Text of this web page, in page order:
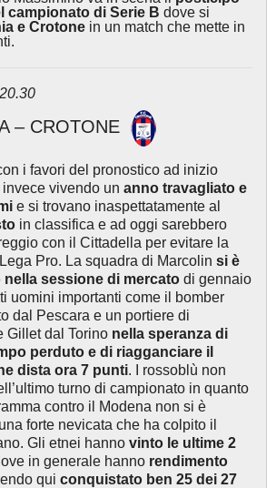
campionato di Serie B dove si
e Crotone in un match che mette in
– CROTONE
i favori del pronostico ad inizio
vivendo un anno travagliato e
e si trovano inaspettatamente al
in classifica e ad oggi sarebbero
con il Cittadella per evitare la
Pro. La squadra di Marcolin si è
sessione di mercato di gennaio
uomini importanti come il bomber
dal Pescara e un portiere di
Gillet dal Torino nella speranza di
perduto e di riagganciare il
dista ora 7 punti. I rossoblù non
turno di campionato in quanto
contro il Modena non si è
forte nevicata che ha colpito il
Gli etnei hanno vinto le ultime 2
in generale hanno rendimento
qui conquistato ben 25 dei 27